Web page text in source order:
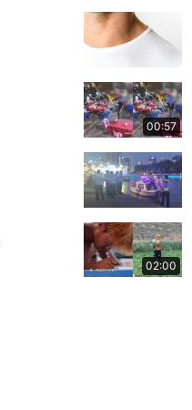
00:57
02:00